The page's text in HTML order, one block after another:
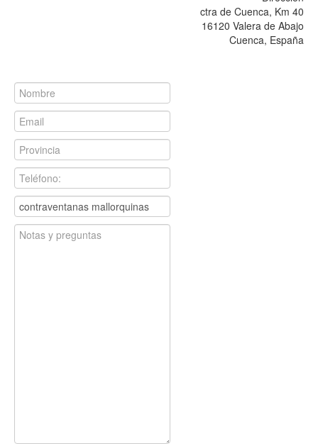
ctra de Cuenca, Km 40
16120 Valera de Abajo
Cuenca, España